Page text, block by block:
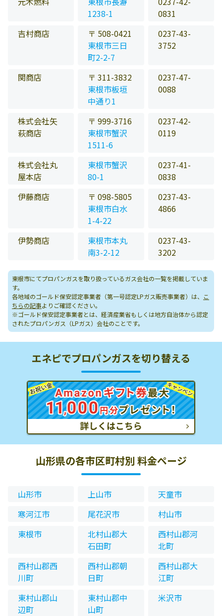
1238-1
0831
吉村商店
〒 508-0421
東根市三日
町2-2-7
0237-43-
3752
関商店
〒 311-3832
東根市板垣
中通り1
0237-47-
0088
株式会社矢
萩商店
〒 999-3716
東根市蟹沢
1511-6
0237-42-
0119
株式会社丸
屋本店
東根市蟹沢
80-1
0237-41-
0838
伊藤商店
〒 098-5805
東根市白水
1-4-22
0237-43-
4866
伊勢商店
東根市本丸
南3-2-12
0237-43-
3202
東根市にてプロパンガスを取り扱っているガス会社の一覧を掲載していま
す。
各地域のゴールド保安認定事業者（第一号認定LPガス販売事業者）は、
こ
ちらの記事よりご確認ください。
※ゴールド保安認定事業者とは、経済産業省もしくは地方自治体から認定
されたプロパンガス（LPガス）会社のことです。
エネピでプロパンガスを切り替える
山形県の各市区町村別 料金ページ
山形市 上山市
天童市
寒河江市
尾花沢市
村山市
東根市
北村山郡大
石田町
西村山郡河
北町
西村山郡西
川町
西村山郡朝
日町
西村山郡大
江町
東村山郡山
辺町
東村山郡中
山町
米沢市